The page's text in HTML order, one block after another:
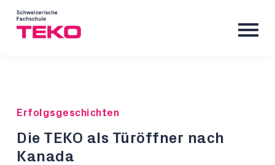
Erfolgsgeschichten
Die TEKO als Türöffner nach
Kanada